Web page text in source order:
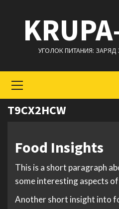
содержимому
УГОЛОК ПИТАНИЯ: ЗАРЯД
меню
T9CX2HCW
Food Insights
This is a short paragraph
some interesting aspects
Another short insight into